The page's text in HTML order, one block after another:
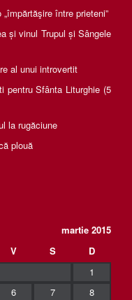
între prieteni”
și vinul Trupul și Sângele
al unui introvertit
pentru Sfânta Liturghie (5
la rugăciune
plouă
martie 2015
V S
D
1
6 7
8